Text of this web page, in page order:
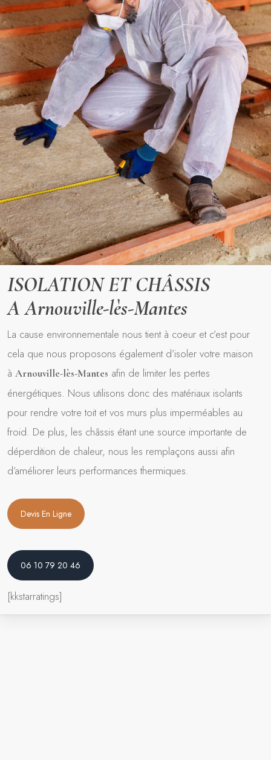
ISOLATION ET CHÂSSIS
A Arnouville-lès-Mantes
La cause environnementale nous tient à coeur et c’est pour
cela que nous proposons également d’isoler votre maison
àArnouville-lès-Mantes afin de limiter les pertes
énergétiques. Nous utilisons donc des matériaux isolants
pour rendre votre toit et vos murs plus imperméables au
froid. De plus, les châssis étant une source importante de
déperdition de chaleur, nous les remplaçons aussi afin
d’améliorer leurs performances thermiques.
Devis En Ligne
06 10 79 20 46
[kkstarratings]